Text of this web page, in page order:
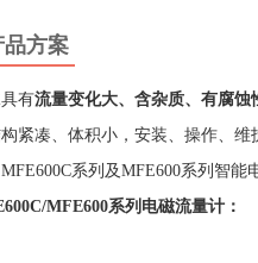
方案
有流量变化大、含杂质、有腐蚀
凑、体积小，安装、操作、维
系列及MFE600系列智能
MFE600系列电磁流量计：